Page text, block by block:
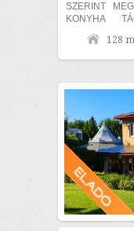
SZERINT
KONYHA
MEDITERRÁN
Fenyves128